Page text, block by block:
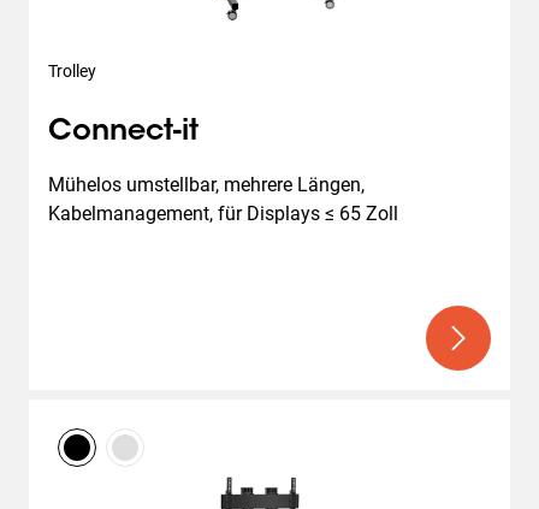
Trolley
Connect-it
Mühelos umstellbar, mehrere Längen,
Kabelmanagement, für Displays ≤ 65 Zoll